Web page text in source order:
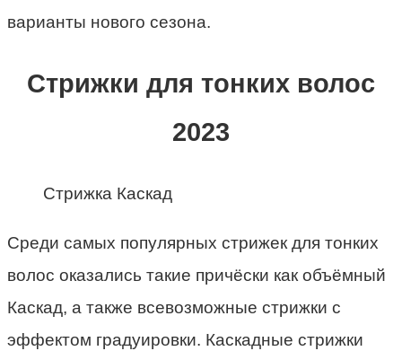
варианты нового сезона.
Стрижки для тонких волос
2023
Стрижка Каскад
Среди самых популярных стрижек для тонких
волос оказались такие причёски как объёмный
Каскад, а также всевозможные стрижки с
эффектом градуировки. Каскадные стрижки